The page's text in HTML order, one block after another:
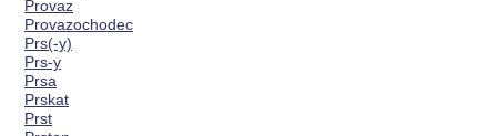
Provaz
Provazochodec
Prs(-y)
Prs-y
Prsa
Prskat
Prst